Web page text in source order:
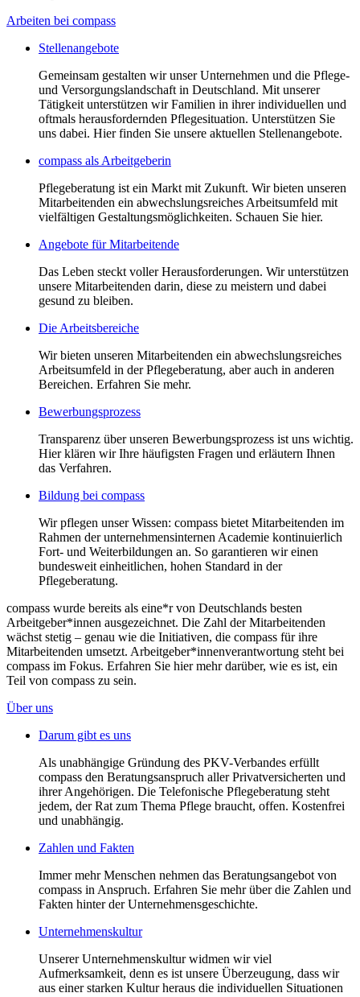
Arbeiten bei compass
Stellenangebote
Gemeinsam gestalten wir unser Unternehmen und die Pflege-
und Versorgungslandschaft in Deutschland. Mit unserer
Tätigkeit unterstützen wir Familien in ihrer individuellen und
oftmals herausfordernden Pflegesituation. Unterstützen Sie
uns dabei. Hier finden Sie unsere aktuellen Stellenangebote.
compass als Arbeitgeberin
Pflegeberatung ist ein Markt mit Zukunft. Wir bieten unseren
Mitarbeitenden ein abwechslungsreiches Arbeitsumfeld mit
vielfältigen Gestaltungsmöglichkeiten. Schauen Sie hier.
Angebote für Mitarbeitende
Das Leben steckt voller Herausforderungen. Wir unterstützen
unsere Mitarbeitenden darin, diese zu meistern und dabei
gesund zu bleiben.
Die Arbeitsbereiche
Wir bieten unseren Mitarbeitenden ein abwechslungsreiches
Arbeitsumfeld in der Pflegeberatung, aber auch in anderen
Bereichen. Erfahren Sie mehr.
Bewerbungsprozess
Transparenz über unseren Bewerbungsprozess ist uns wichtig.
Hier klären wir Ihre häufigsten Fragen und erläutern Ihnen
das Verfahren.
Bildung bei compass
Wir pflegen unser Wissen: compass bietet Mitarbeitenden im
Rahmen der unternehmensinternen Academie kontinuierlich
Fort- und Weiterbildungen an. So garantieren wir einen
bundesweit einheitlichen, hohen Standard in der
Pflegeberatung.
compass wurde bereits als eine*r von Deutschlands besten
Arbeitgeber*innen ausgezeichnet. Die Zahl der Mitarbeitenden
wächst stetig – genau wie die Initiativen, die compass für ihre
Mitarbeitenden umsetzt. Arbeitgeber*innenverantwortung steht bei
compass im Fokus. Erfahren Sie hier mehr darüber, wie es ist, ein
Teil von compass zu sein.
Über uns
Darum gibt es uns
Als unabhängige Gründung des PKV-Verbandes erfüllt
compass den Beratungsanspruch aller Privatversicherten und
ihrer Angehörigen. Die Telefonische Pflegeberatung steht
jedem, der Rat zum Thema Pflege braucht, offen. Kostenfrei
und unabhängig.
Zahlen und Fakten
Immer mehr Menschen nehmen das Beratungsangebot von
compass in Anspruch. Erfahren Sie mehr über die Zahlen und
Fakten hinter der Unternehmensgeschichte.
Unternehmenskultur
Unserer Unternehmenskultur widmen wir viel
Aufmerksamkeit, denn es ist unsere Überzeugung, dass wir
aus einer starken Kultur heraus die individuellen Situationen